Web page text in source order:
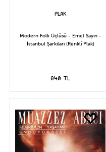
Modern Folk Üçlüsü - Emel Sayın -
İstanbul Şarkıları (Renkli Plak)
840 TL